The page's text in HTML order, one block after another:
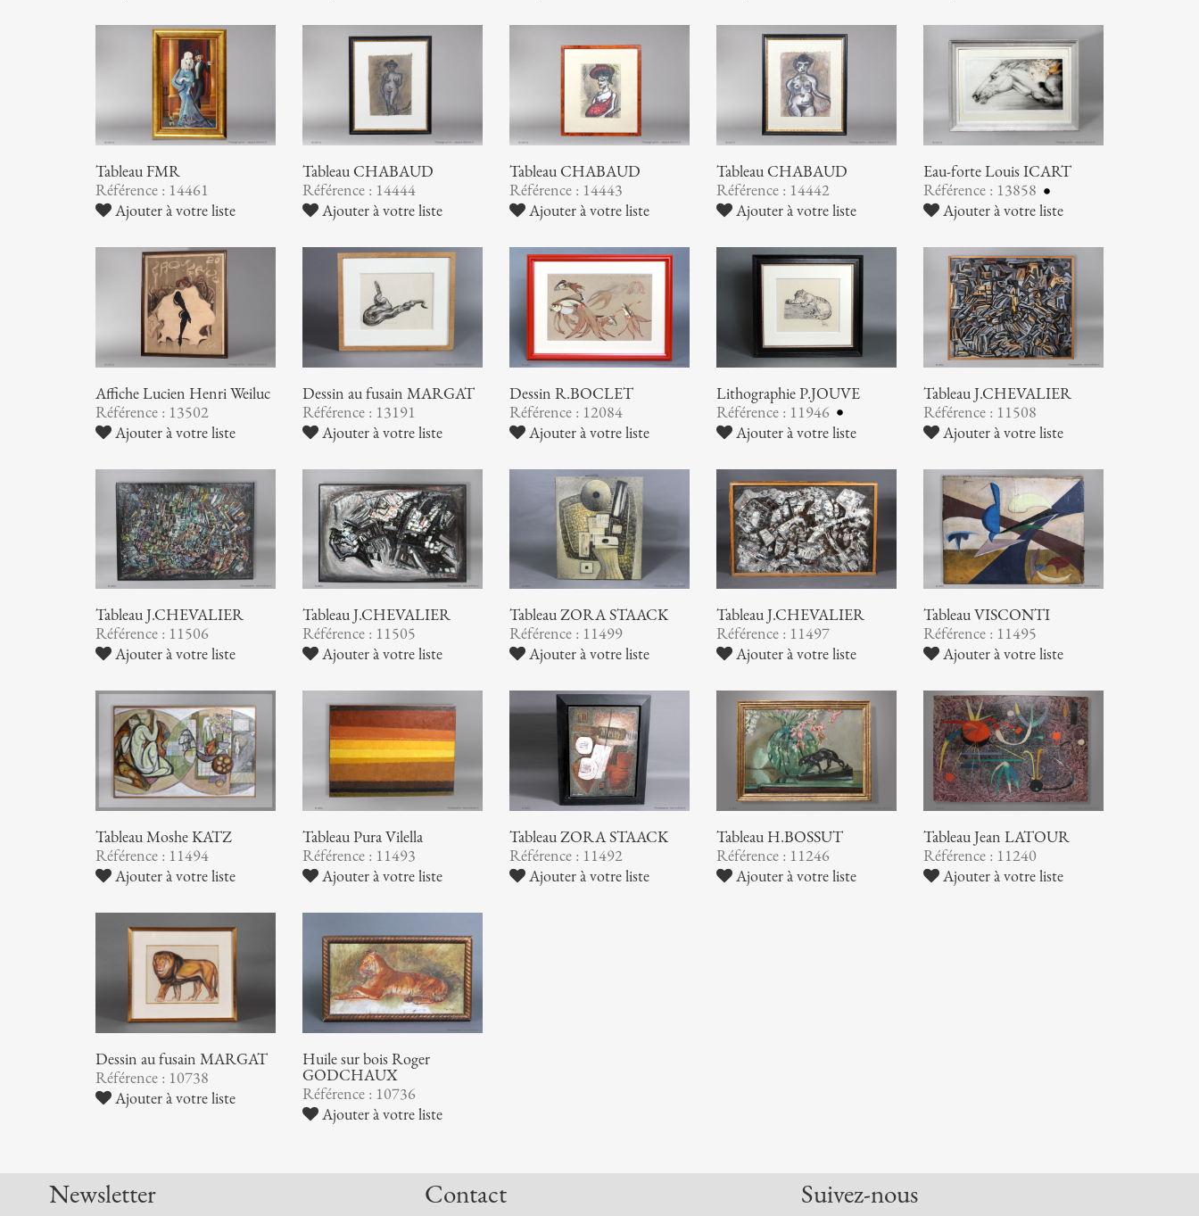
Tableau FMR
Référence : 14461
Ajouter à votre liste
Tableau CHABAUD
Référence : 14444
Ajouter à votre liste
Tableau CHABAUD
Référence : 14443
Ajouter à votre liste
Tableau CHABAUD
Référence : 14442
Ajouter à votre liste
Eau-forte Louis ICART
Référence : 13858
Ajouter à votre liste
Affiche Lucien Henri Weiluc
Référence : 13502
Ajouter à votre liste
Dessin au fusain MARGAT
Référence : 13191
Ajouter à votre liste
Dessin R.BOCLET
Référence : 12084
Ajouter à votre liste
Lithographie P.JOUVE
Référence : 11946
Ajouter à votre liste
Tableau J.CHEVALIER
Référence : 11508
Ajouter à votre liste
Tableau J.CHEVALIER
Référence : 11506
Ajouter à votre liste
Tableau J.CHEVALIER
Référence : 11505
Ajouter à votre liste
Tableau ZORA STAACK
Référence : 11499
Ajouter à votre liste
Tableau J.CHEVALIER
Référence : 11497
Ajouter à votre liste
Tableau VISCONTI
Référence : 11495
Ajouter à votre liste
Tableau Moshe KATZ
Référence : 11494
Ajouter à votre liste
Tableau Pura Vilella
Référence : 11493
Ajouter à votre liste
Tableau ZORA STAACK
Référence : 11492
Ajouter à votre liste
Tableau H.BOSSUT
Référence : 11246
Ajouter à votre liste
Tableau Jean LATOUR
Référence : 11240
Ajouter à votre liste
Dessin au fusain MARGAT
Référence : 10738
Ajouter à votre liste
Huile sur bois Roger
GODCHAUX
Référence : 10736
Ajouter à votre liste
Newsletter Contact Suivez-nous